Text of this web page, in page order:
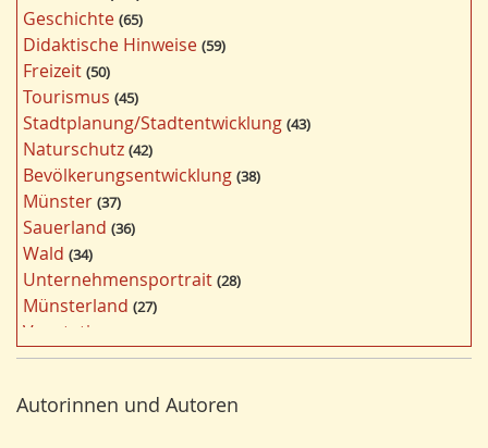
l
a
g
w
ö
r
t
e
r
f
i
l
t
e
r
n
Geschichte 65
Didaktische Hinweise 59
Freizeit 50
Tourismus 45
Stadtplanung/Stadtentwicklung 43
Naturschutz 42
Bevölkerungsentwicklung 38
Münster 37
Sauerland 36
Wald 34
Unternehmensportrait 28
Münsterland 27
Vegetation
Nordrhein-Westfalen 25
Bergbau 24
Autorinnen und Autoren